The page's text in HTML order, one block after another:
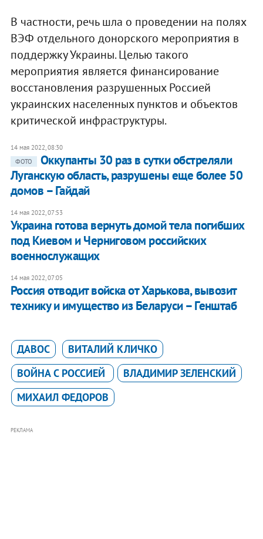
В частности, речь шла о проведении на полях
ВЭФ отдельного донорского мероприятия в
поддержку Украины. Целью такого
мероприятия является финансирование
восстановления разрушенных Россией
украинских населенных пунктов и объектов
критической инфраструктуры.
14 мая 2022, 08:30
ФОТО
Оккупанты 30 раз в сутки обстреляли
Луганскую область, разрушены еще более 50
домов – Гайдай
14 мая 2022, 07:53
Украина готова вернуть домой тела погибших
под Киевом и Черниговом российских
военнослужащих
14 мая 2022, 07:05
Россия отводит войска от Харькова, вывозит
технику и имущество из Беларуси – Генштаб
ДАВОС
ВИТАЛИЙ КЛИЧКО
ВОЙНА С РОССИЕЙ
ВЛАДИМИР ЗЕЛЕНСКИЙ
МИХАИЛ ФЕДОРОВ
РЕКЛАМА